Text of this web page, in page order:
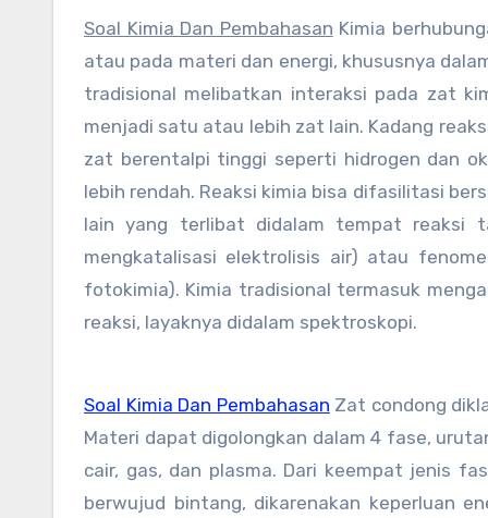
Soal Kimia Dan Pembahasan Kimia
atau pada materi dan energi, khususnya
tradisional melibatkan interaksi pada zat
menjadi satu atau lebih zat lain. Kadang
zat berentalpi tinggi seperti hidrogen dan
lebih rendah. Reaksi kimia bisa difasilitasi
lain yang terlibat didalam tempat reaksi
mengkatalisasi elektrolisis air) atau
fotokimia). Kimia tradisional termasuk
reaksi, layaknya didalam spektroskopi.
Soal Kimia Dan Pembahasan Zat condong
Materi dapat digolongkan dalam 4 fase,
cair, gas, dan plasma. Dari keempat jenis
berwujud bintang, dikarenakan keperluan